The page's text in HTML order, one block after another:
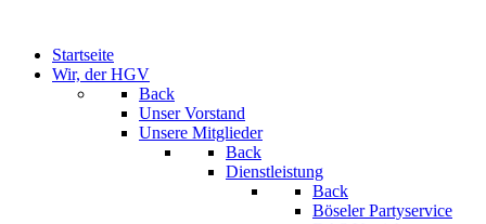
Startseite
Wir, der HGV
Back
Unser Vorstand
Unsere Mitglieder
Back
Dienstleistung
Back
Böseler Partyservice